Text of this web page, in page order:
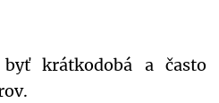
byť krátkodobá a